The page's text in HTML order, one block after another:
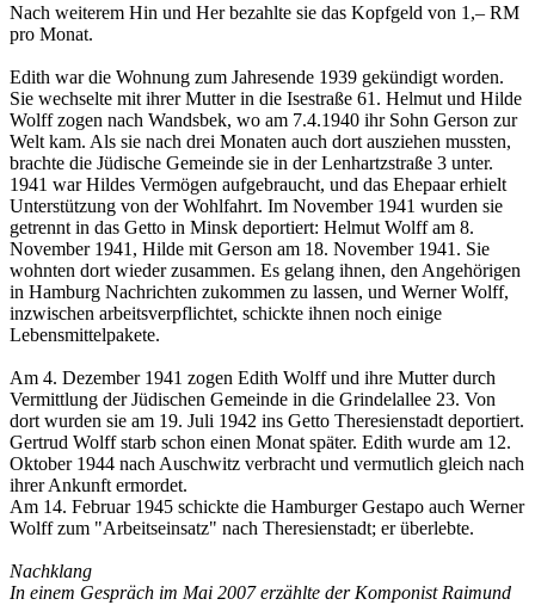
Nach weiterem Hin und Her bezahlte sie das Kopfgeld von 1,– RM
pro Monat.
Edith war die Wohnung zum Jahresende 1939 gekündigt worden.
Sie wechselte mit ihrer Mutter in die Isestraße 61. Helmut und Hilde
Wolff zogen nach Wandsbek, wo am 7.4.1940 ihr Sohn Gerson zur
Welt kam. Als sie nach drei Monaten auch dort ausziehen mussten,
brachte die Jüdische Gemeinde sie in der Lenhartzstraße 3 unter.
1941 war Hildes Vermögen aufgebraucht, und das Ehepaar erhielt
Unterstützung von der Wohlfahrt. Im November 1941 wurden sie
getrennt in das Getto in Minsk deportiert: Helmut Wolff am 8.
November 1941, Hilde mit Gerson am 18. November 1941. Sie
wohnten dort wieder zusammen. Es gelang ihnen, den Angehörigen
in Hamburg Nachrichten zukommen zu lassen, und Werner Wolff,
inzwischen arbeitsverpflichtet, schickte ihnen noch einige
Lebensmittelpakete.
Am 4. Dezember 1941 zogen Edith Wolff und ihre Mutter durch
Vermittlung der Jüdischen Gemeinde in die Grindelallee 23. Von
dort wurden sie am 19. Juli 1942 ins Getto Theresienstadt deportiert.
Gertrud Wolff starb schon einen Monat später. Edith wurde am 12.
Oktober 1944 nach Auschwitz verbracht und vermutlich gleich nach
ihrer Ankunft ermordet.
Am 14. Februar 1945 schickte die Hamburger Gestapo auch Werner
Wolff zum "Arbeitseinsatz" nach Theresienstadt; er überlebte.
Nachklang
In einem Gespräch im Mai 2007 erzählte der Komponist Raimund